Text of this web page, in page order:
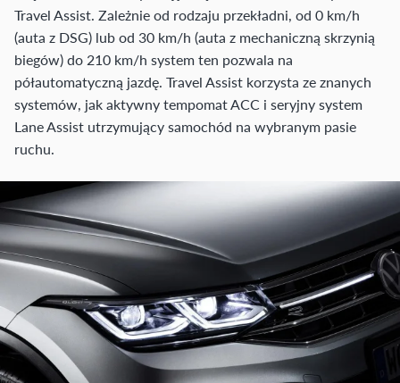
Travel Assist. Zależnie od rodzaju przekładni, od 0 km/h
(auta z DSG) lub od 30 km/h (auta z mechaniczną skrzynią
biegów) do 210 km/h system ten pozwala na
półautomatyczną jazdę. Travel Assist korzysta ze znanych
systemów, jak aktywny tempomat ACC i seryjny system
Lane Assist utrzymujący samochód na wybranym pasie
ruchu.